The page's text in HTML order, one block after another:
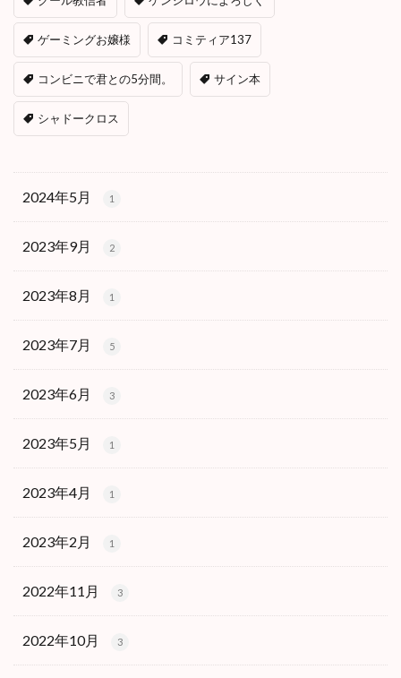
ゲーミングお嬢様 コミティア137
コンビニで君との5分間。 サイン本
シャドークロス
2024年5月 1
2023年9月 2
2023年8月 1
2023年7月 5
2023年6月 3
2023年5月 1
2023年4月 1
2023年2月 1
2022年11月 3
2022年10月 3